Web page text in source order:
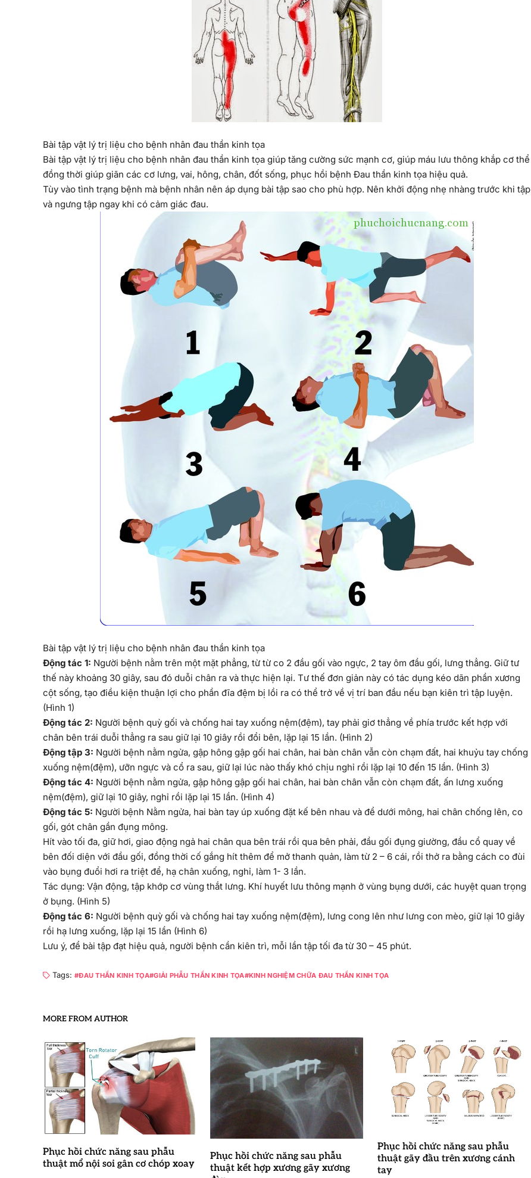
Bài tập vật lý trị liệu cho bệnh nhân đau thần kinh tọa
Bài tập vật lý trị liệu cho bệnh nhân đau thần kinh tọa giúp tăng cường sức mạnh cơ, giúp máu lưu thông khắp cơ thể
đồng thời giúp giãn các cơ lưng, vai, hông, chân, đốt sống, phục hồi bệnh Đau thần kinh tọa hiệu quả.
Tùy vào tình trạng bệnh mà bệnh nhân nên áp dụng bài tập sao cho phù hợp. Nên khởi động nhẹ nhàng trước khi tập
và ngưng tập ngay khi có cảm giác đau.
Bài tập vật lý trị liệu cho bệnh nhân đau thần kinh tọa
Động tác 1: Người bệnh nằm trên một mặt phẳng, từ từ co 2 đầu gối vào ngực, 2 tay ôm đầu gối, lưng thẳng. Giữ tư
thế này khoảng 30 giây, sau đó duỗi chân ra và thực hiện lại. Tư thế đơn giản này có tác dụng kéo dãn phần xương
cột sống, tạo điều kiện thuận lợi cho phần đĩa đệm bị lồi ra có thể trở về vị trí ban đầu nếu bạn kiên trì tập luyện.
(Hình 1)
Động tác 2: Người bệnh quỳ gối và chống hai tay xuống nệm(đệm), tay phải giơ thẳng về phía trước kết hợp với
chân bên trái duỗi thẳng ra sau giữ lại 10 giây rồi đổi bên, lặp lại 15 lần. (Hình 2)
Động tập 3: Người bệnh nằm ngửa, gập hông gập gối hai chân, hai bàn chân vẫn còn chạm đất, hai khuỷu tay chống
xuống nệm(đệm), ưỡn ngực và cổ ra sau, giữ lại lúc nào thấy khó chịu nghỉ rồi lặp lại 10 đến 15 lần. (Hình 3)
Động tác 4: Người bệnh nằm ngửa, gập hông gập gối hai chân, hai bàn chân vẫn còn chạm đất, ấn lưng xuống
nệm(đệm), giữ lại 10 giây, nghỉ rồi lặp lại 15 lần. (Hình 4)
Động tác 5: Người bệnh Nằm ngửa, hai bàn tay úp xuống đặt kế bên nhau và để dưới mông, hai chân chống lên, co
gối, gót chân gần đụng mông.
Hít vào tối đa, giữ hơi, giao động ngả hai chân qua bên trái rồi qua bên phải, đầu gối đụng giường, đầu cổ quay về
bên đối diện với đầu gối, đồng thời cố gắng hít thêm để mở thanh quản, làm từ 2 – 6 cái, rồi thở ra bằng cách co đùi
vào bụng đuổi hơi ra triệt để, hạ chân xuống, nghỉ, làm 1- 3 lần.
Tác dụng: Vận động, tập khớp cơ vùng thắt lưng. Khí huyết lưu thông mạnh ở vùng bụng dưới, các huyệt quan trọng
ở bụng. (Hình 5)
Động tác 6: Người bệnh quỳ gối và chống hai tay xuống nệm(đệm), lưng cong lên như lưng con mèo, giữ lại 10 giây
rồi hạ lưng xuống, lặp lại 15 lần (Hình 6)
Lưu ý, để bài tập đạt hiệu quả, người bệnh cần kiên trì, mỗi lần tập tối đa từ 30 – 45 phút.
Tags: ĐAU THẦN KINH TỌA GIẢI PHẪU THẦN KINH TỌA KINH NGHIỆM CHỮA ĐAU THẦN KINH TỌA
MORE FROM AUTHOR
Phục hồi chức năng sau phẫu
thuật mổ nội soi gân cơ chóp xoay
Phục hồi chức năng sau phẫu
thuật kết hợp xương gãy xương
Phục hồi chức năng sau phẫu
thuật gãy đầu trên xương cánh
tay